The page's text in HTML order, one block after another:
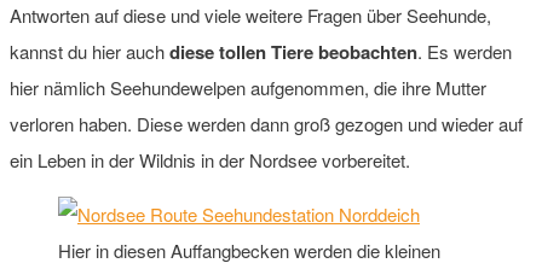
Antworten auf diese und viele weitere Fragen über Seehunde,
kannst du hier auchdiese tollen Tiere beobachten. Es werden
hier nämlich Seehundewelpen aufgenommen, die ihre Mutter
verloren haben. Diese werden dann groß gezogen und wieder auf
ein Leben in der Wildnis in der Nordsee vorbereitet.
Hier in diesen Auffangbecken werden die kleinen